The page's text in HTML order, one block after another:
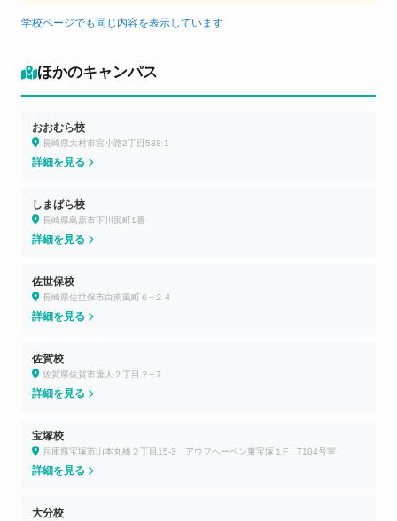
学校ページでも同じ内容を表示しています
ほかのキャンパス
おおむら校
長崎県大村市宮小路2丁目538-1
詳細を見る
しまばら校
長崎県島原市下川尻町1番
詳細を見る
佐世保校
長崎県佐世保市白南風町６−２４
詳細を見る
佐賀校
佐賀県佐賀市唐人２丁目２−７
詳細を見る
宝塚校
兵庫県宝塚市山本丸橋２丁目15-3 アウフヘーベン東宝塚１F T104号室
詳細を見る
大分校